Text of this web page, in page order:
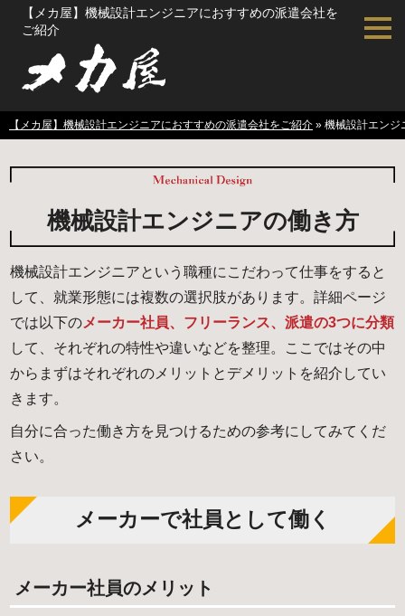
【メカ屋】機械設計エンジニアにおすすめの派遣会社を
ご紹介
【メカ屋】機械設計エンジニアにおすすめの派遣会社をご紹介 » 機械設計エンジ
機械設計エンジニアの働き方
機械設計エンジニアという職種にこだわって仕事をすると
して、就業形態には複数の選択肢があります。詳細ページ
では以下のメーカー社員、フリーランス、派遣の3つに分類
して、それぞれの特性や違いなどを整理。ここではその中
からまずはそれぞれのメリットとデメリットを紹介してい
きます。
自分に合った働き方を見つけるための参考にしてみてくだ
さい。
メーカーで社員として働く
メーカー社員のメリット